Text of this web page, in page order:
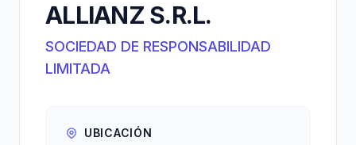
ALLIANZ S.R.L.
SOCIEDAD DE RESPONSABILIDAD
LIMITADA
UBICACIÓN